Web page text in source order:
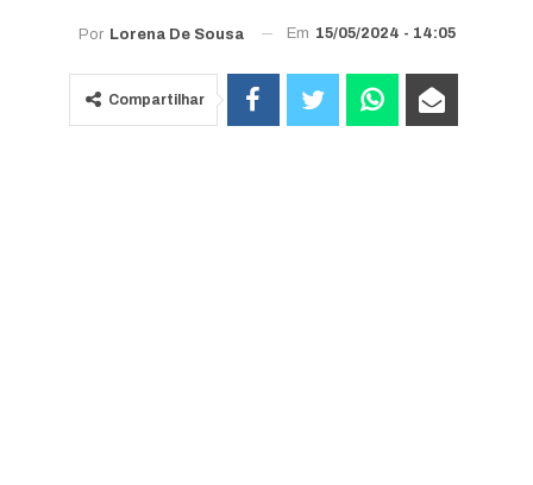
Por Lorena De Sousa Em 15/05/2024 - 14:05
Compartilhar